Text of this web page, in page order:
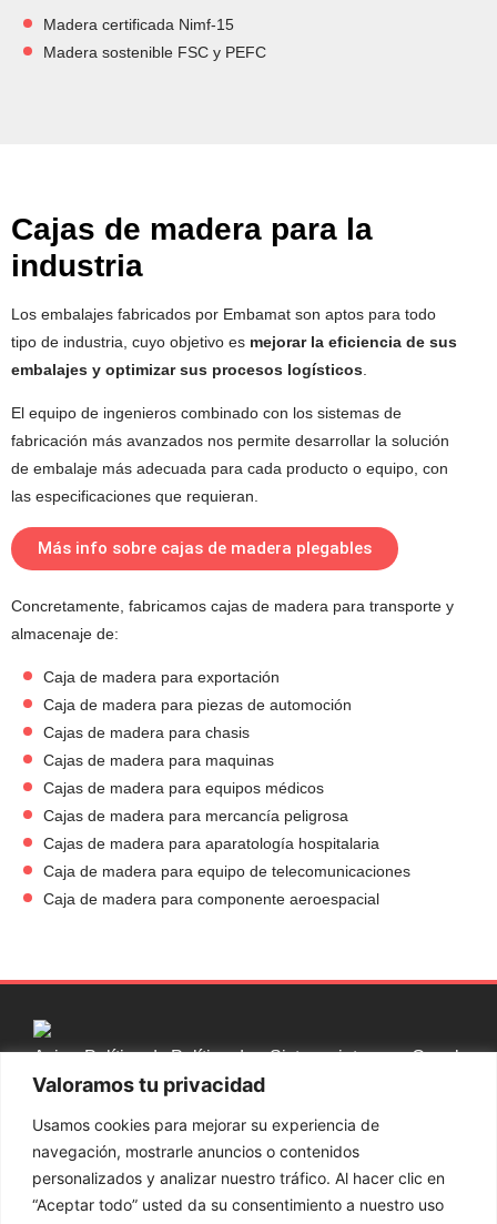
Valoramos tu privacidad
Usamos cookies para mejorar su experiencia de
navegación, mostrarle anuncios o contenidos
personalizados y analizar nuestro tráfico. Al hacer clic en
“Aceptar todo” usted da su consentimiento a nuestro uso
Madera certificada Nimf-15
Madera sostenible FSC y PEFC
Cajas de madera para la
industria
Los embalajes fabricados por Embamat son aptos para todo
tipo de industria, cuyo objetivo es mejorar la eficiencia de sus
embalajes y optimizar sus procesos logísticos
El equipo de ingenieros combinado con los sistemas de
fabricación más avanzados nos permite desarrollar la solución
de embalaje más adecuada para cada producto o equipo, con
las especificaciones que requieran.
Más info sobre cajas de madera plegables
Concretamente, fabricamos cajas de madera para transporte y
almacenaje de:
Caja de madera para exportación
Caja de madera para piezas de automoción
Cajas de madera para chasis
Cajas de madera para maquinas
Cajas de madera para equipos médicos
Cajas de madera para mercancía peligrosa
Cajas de madera para aparatología hospitalaria
Caja de madera para equipo de telecomunicaciones
Caja de madera para componente aeroespacial
Aviso
legal
Política de
cookies
Política de
privacidad
Sistema interno
Canal
Contacta con nosotros
937 002 750